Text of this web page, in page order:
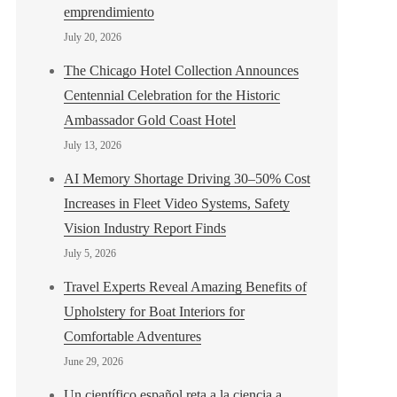
emprendimiento
July 20, 2026
The Chicago Hotel Collection Announces
Centennial Celebration for the Historic
Ambassador Gold Coast Hotel
July 13, 2026
AI Memory Shortage Driving 30–50% Cost
Increases in Fleet Video Systems, Safety
Vision Industry Report Finds
July 5, 2026
Travel Experts Reveal Amazing Benefits of
Upholstery for Boat Interiors for
Comfortable Adventures
June 29, 2026